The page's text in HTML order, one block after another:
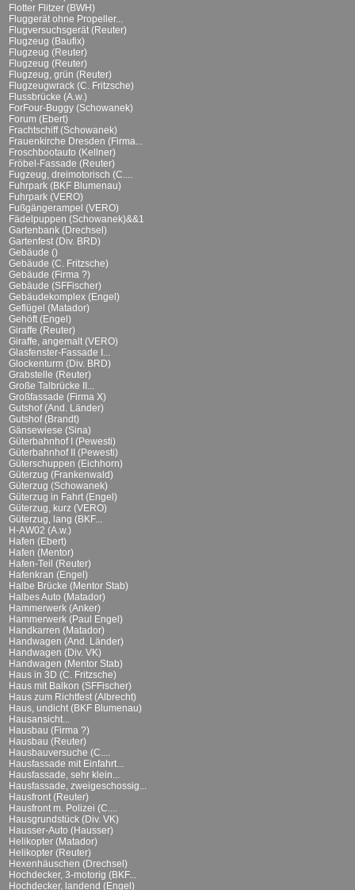
Flotter Flitzer (BWH)
Fluggerät ohne Propeller...
Flugversuchsgerät (Reuter)
Flugzeug (Baufix)
Flugzeug (Reuter)
Flugzeug (Reuter)
Flugzeug, grün (Reuter)
Flugzeugwrack (C. Fritzsche)
Flussbrücke (A.w.)
ForFour-Buggy (Schowanek)
Forum (Ebert)
Frachtschiff (Schowanek)
Frauenkirche Dresden (Firma...
Froschbootauto (Kellner)
Fröbel-Fassade (Reuter)
Fugzeug, dreimotorisch (C....
Fuhrpark (BKF Blumenau)
Fuhrpark (VERO)
Fußgängerampel (VERO)
Fädelpuppen (Schowanek)&&1
Gartenbank (Drechsel)
Gartenfest (Div. BRD)
Gebäude ()
Gebäude (C. Fritzsche)
Gebäude (Firma ?)
Gebäude (SFFischer)
Gebäudekomplex (Engel)
Geflügel (Matador)
Gehöft (Engel)
Giraffe (Reuter)
Giraffe, angemalt (VERO)
Glasfenster-Fassade I...
Glockenturm (Div. BRD)
Grabstelle (Reuter)
Große Talbrücke II...
Großfassade (Firma X)
Gutshof (And. Länder)
Gutshof (Brandt)
Gänsewiese (Sina)
Güterbahnhof I (Pewesti)
Güterbahnhof II (Pewesti)
Güterschuppen (Eichhorn)
Güterzug (Frankenwald)
Güterzug (Schowanek)
Güterzug in Fahrt (Engel)
Güterzug, kurz (VERO)
Güterzug, lang (BKF...
H-AW02 (A.w.)
Hafen (Ebert)
Hafen (Mentor)
Hafen-Teil (Reuter)
Hafenkran (Engel)
Halbe Brücke (Mentor Stab)
Halbes Auto (Matador)
Hammerwerk (Anker)
Hammerwerk (Paul Engel)
Handkarren (Matador)
Handwagen (And. Länder)
Handwagen (Div. VK)
Handwagen (Mentor Stab)
Haus in 3D (C. Fritzsche)
Haus mit Balkon (SFFischer)
Haus zum Richtfest (Albrecht)
Haus, undicht (BKF Blumenau)
Hausansicht...
Hausbau (Firma ?)
Hausbau (Reuter)
Hausbauversuche (C....
Hausfassade mit Einfahrt...
Hausfassade, sehr klein...
Hausfassade, zweigeschossig...
Hausfront (Reuter)
Hausfront m. Polizei (C....
Hausgrundstück (Div. VK)
Hausser-Auto (Hausser)
Helikopter (Matador)
Helikopter (Reuter)
Hexenhäuschen (Drechsel)
Hochdecker, 3-motorig (BKF...
Hochdecker, landend (Engel)